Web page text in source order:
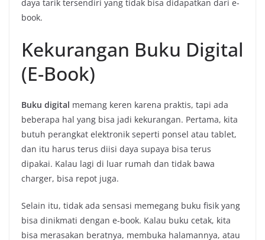
daya tarik tersendiri yang tidak bisa didapatkan dari e-
book.
Kekurangan Buku Digital
(E-Book)
Buku digital memang keren karena praktis, tapi ada
beberapa hal yang bisa jadi kekurangan. Pertama, kita
butuh perangkat elektronik seperti ponsel atau tablet,
dan itu harus terus diisi daya supaya bisa terus
dipakai. Kalau lagi di luar rumah dan tidak bawa
charger, bisa repot juga.
Selain itu, tidak ada sensasi memegang buku fisik yang
bisa dinikmati dengan e-book. Kalau buku cetak, kita
bisa merasakan beratnya, membuka halamannya, atau